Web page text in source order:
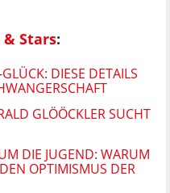
Stars:
DIESE DETAILS
GLÖÖCKLER SUCHT
DIE JUGEND: WARUM
OPTIMISMUS DER